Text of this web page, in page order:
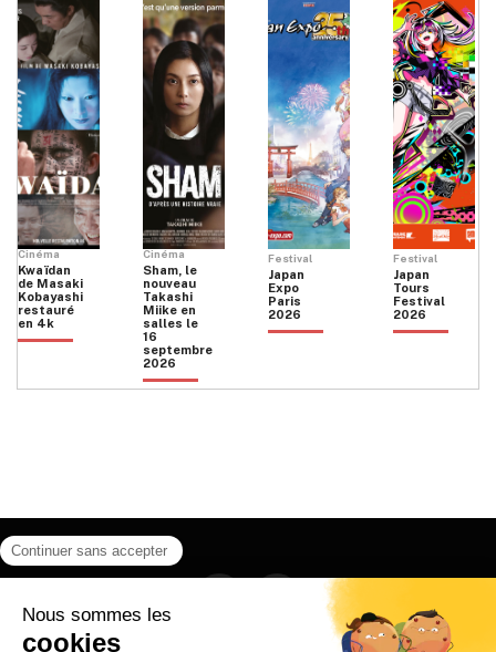
Cinéma
Kwaïdan
de Masaki
Kobayashi
restauré
en 4k
Cinéma
Sham, le
nouveau
Takashi
Miike en
salles le
16
septembre
2026
Festival
Japan
Expo
Paris
2026
Festival
Japan
Tours
Festival
2026
Instagram